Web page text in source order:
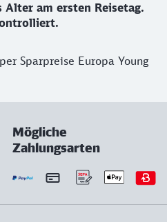
Alter am ersten Reisetag.
Sparpreise Europa Young
Mögliche
Zahlungsarten